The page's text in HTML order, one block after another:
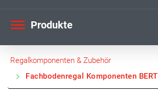
Produkte
Regalkomponenten & Zubehör
Fachbodenregal Komponenten BERT